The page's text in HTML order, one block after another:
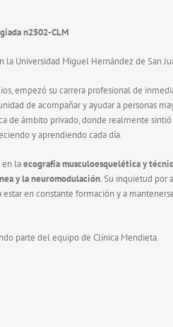
n2502-CLM
la Universidad Miguel Hernández de San
empezó su carrera profesional de
de acompañar y ayudar a personas
de ámbito privado, donde realmente
y aprendiendo cada día.
en laecografía musculoesquelética y
y la neuromodulación. Su inquietud por
estar en constante formación y a
parte del equipo de Clínica Mendieta.